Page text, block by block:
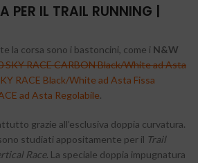
PER IL TRAIL RUNNING |
la corsa sono i bastoncini, come i N&W
SKY RACE CARBON Black/White ad Asta
RACE Black/White ad Asta Fissa
ad Asta Regolabile.
grazie all’esclusiva doppia curvatura.
studiati appositamente per il Trail
Race. La speciale doppia impugnatura